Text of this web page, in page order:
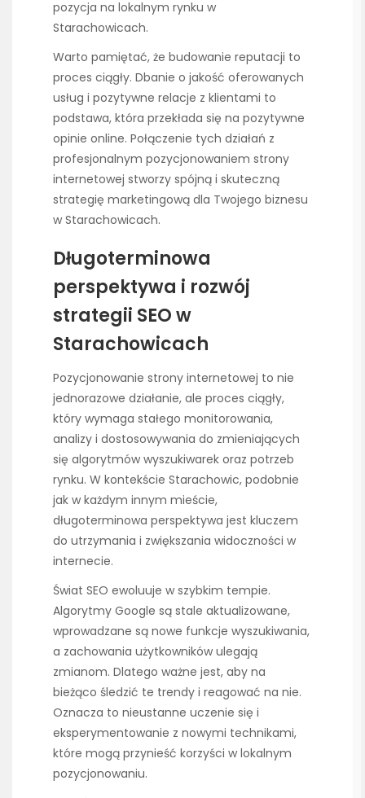
pozycja na lokalnym rynku w
Starachowicach.
Warto pamiętać, że budowanie reputacji to
proces ciągły. Dbanie o jakość oferowanych
usług i pozytywne relacje z klientami to
podstawa, która przekłada się na pozytywne
opinie online. Połączenie tych działań z
profesjonalnym pozycjonowaniem strony
internetowej stworzy spójną i skuteczną
strategię marketingową dla Twojego biznesu
w Starachowicach.
Długoterminowa
perspektywa i rozwój
strategii SEO w
Starachowicach
Pozycjonowanie strony internetowej to nie
jednorazowe działanie, ale proces ciągły,
który wymaga stałego monitorowania,
analizy i dostosowywania do zmieniających
się algorytmów wyszukiwarek oraz potrzeb
rynku. W kontekście Starachowic, podobnie
jak w każdym innym mieście,
długoterminowa perspektywa jest kluczem
do utrzymania i zwiększania widoczności w
internecie.
Świat SEO ewoluuje w szybkim tempie.
Algorytmy Google są stale aktualizowane,
wprowadzane są nowe funkcje wyszukiwania,
a zachowania użytkowników ulegają
zmianom. Dlatego ważne jest, aby na
bieżąco śledzić te trendy i reagować na nie.
Oznacza to nieustanne uczenie się i
eksperymentowanie z nowymi technikami,
które mogą przynieść korzyści w lokalnym
pozycjonowaniu.